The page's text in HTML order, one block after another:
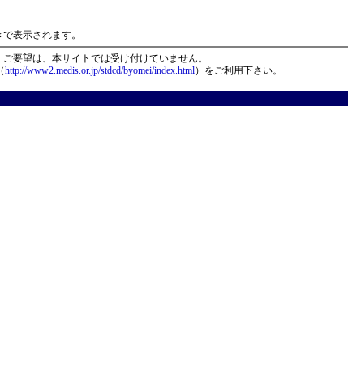
表示されます。
要望は、本サイトでは受け付けていません。
http://www2.medis.or.jp/stdcd/byomei/index.html）をご利用下さい。